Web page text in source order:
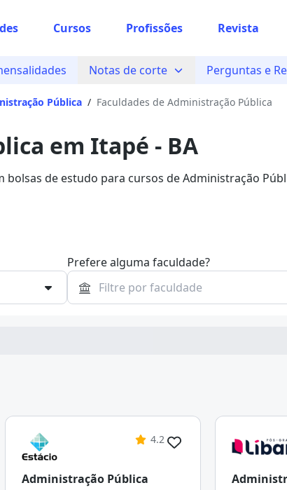
Cursos Profissões Revista
Notas de corte Perguntas e
Pública / Faculdades de Administração Pública
em Itapé - BA
bolsas de estudo para cursos de Administração
Prefere alguma faculdade?
4.2
Administração Pública